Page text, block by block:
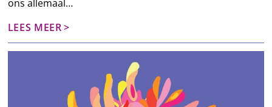
ons allemaal…
LEES MEER